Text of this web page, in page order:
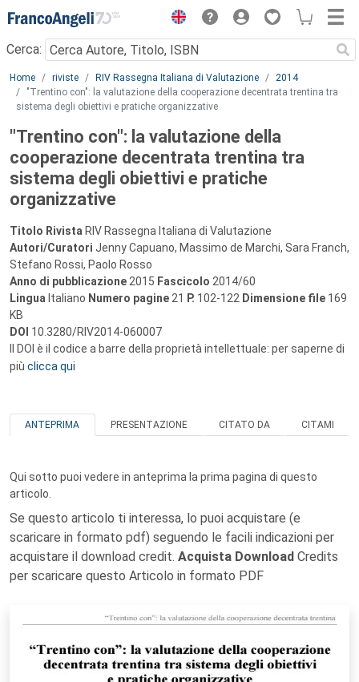
Menu
Cerca:
Main content
Home riviste RIV Rassegna Italiana di Valutazione
2014
"Trentino con": la valutazione della cooperazione decentrata trentina tra
sistema degli obiettivi e pratiche organizzative
"Trentino con": la valutazione della
cooperazione decentrata trentina tra
sistema degli obiettivi e pratiche
organizzative
Titolo Rivista RIV Rassegna Italiana di Valutazione
Autori/Curatori Jenny Capuano, Massimo de Marchi, Sara Franch,
Stefano Rossi, Paolo Rosso
Anno di pubblicazione 2015 Fascicolo 2014/60
Lingua Italiano Numero pagine 21 P. 102-122 Dimensione file 169
KB
DOI 10.3280/RIV2014-060007
Il DOI è il codice a barre della proprietà intellettuale: per saperne di
più clicca qui
ANTEPRIMA PRESENTAZIONE CITATO DA CITAMI
Qui sotto puoi vedere in anteprima la prima pagina di questo
articolo.
Se questo articolo ti interessa, lo puoi acquistare (e
scaricare in formato pdf) seguendo le facili indicazioni per
acquistare il download credit. Acquista Download Credits
per scaricare questo Articolo in formato PDF